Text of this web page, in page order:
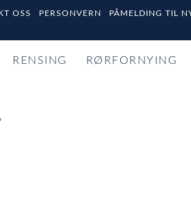
OSS PERSONVERN PÅMELDING TIL
RENSING RØRFORNYING